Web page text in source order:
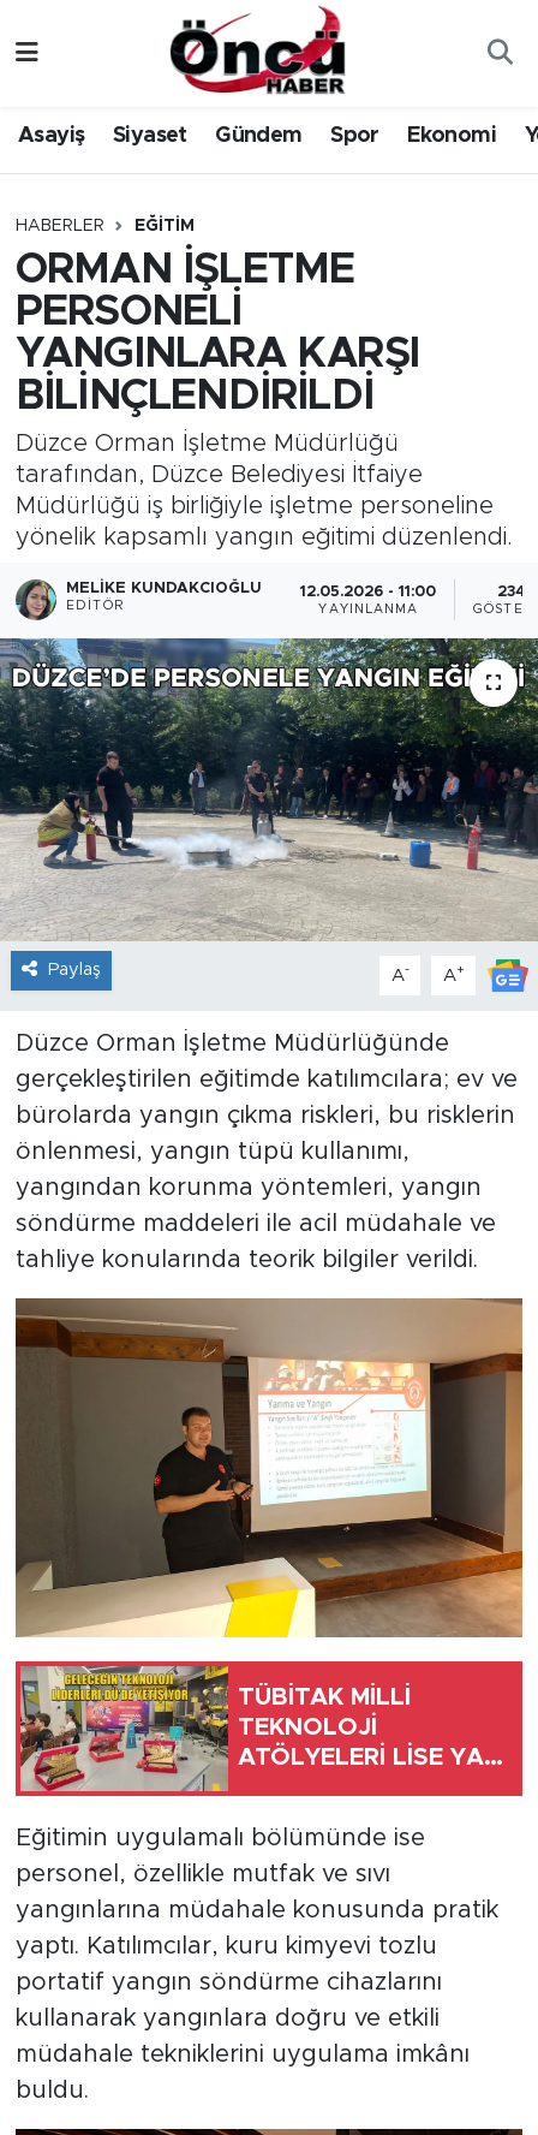
Asayiş Siyaset Gündem Spor Ekonomi
HABERLER EĞITIM
ORMAN İŞLETME
PERSONELİ
YANGINLARA KARŞI
BİLİNÇLENDİRİLDİ
Düzce Orman İşletme Müdürlüğü
tarafından, Düzce Belediyesi İtfaiye
Müdürlüğü iş birliğiyle işletme personeline
yönelik kapsamlı yangın eğitimi düzenlendi.
MELIKE KUNDAKCIOĞLU
EDITÖR
12.05.2026 - 11:00
YAYINLANMA
234
Paylaş A- A+
Düzce Orman İşletme Müdürlüğünde
gerçekleştirilen eğitimde katılımcılara; ev ve
bürolarda yangın çıkma riskleri, bu risklerin
önlenmesi, yangın tüpü kullanımı,
yangından korunma yöntemleri, yangın
söndürme maddeleri ile acil müdahale ve
tahliye konularında teorik bilgiler verildi.
TÜBİTAK MİLLİ
TEKNOLOJİ
ATÖLYELERİ LİSE YAZ
Eğitimin uygulamalı bölümünde ise
personel, özellikle mutfak ve sıvı
yangınlarına müdahale konusunda pratik
yaptı. Katılımcılar, kuru kimyevi tozlu
portatif yangın söndürme cihazlarını
kullanarak yangınlara doğru ve etkili
müdahale tekniklerini uygulama imkânı
buldu.
Gündem
Sağlık & Çevre
Spor
Siyaset
Yerel Haber
Öncü Radyo Dinle
Öncü TV İzle
Düzce Nöbetçi Eczaneler
Düzce Hava Durumu
Düzce Namaz Vakitleri
Düzce Trafik Yoğunluk Haritası
Süper Lig Puan Durumu ve Fikstür
Tüm Manşetler
Son Dakika Haberleri
Haber Arşivi